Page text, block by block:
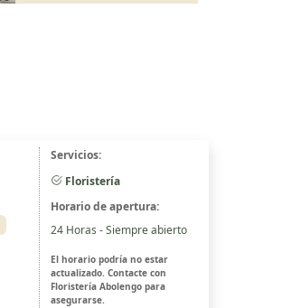
Servicios:
Floristería
Horario de apertura:
24 Horas - Siempre abierto
El horario podría no estar
actualizado. Contacte con
Floristería Abolengo para
asegurarse.